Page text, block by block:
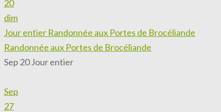
20
dim
Jour entier Randonnée aux Portes de Brocéliande
Randonnée aux Portes de Brocéliande
Sep 20Jour entier
Sep
27